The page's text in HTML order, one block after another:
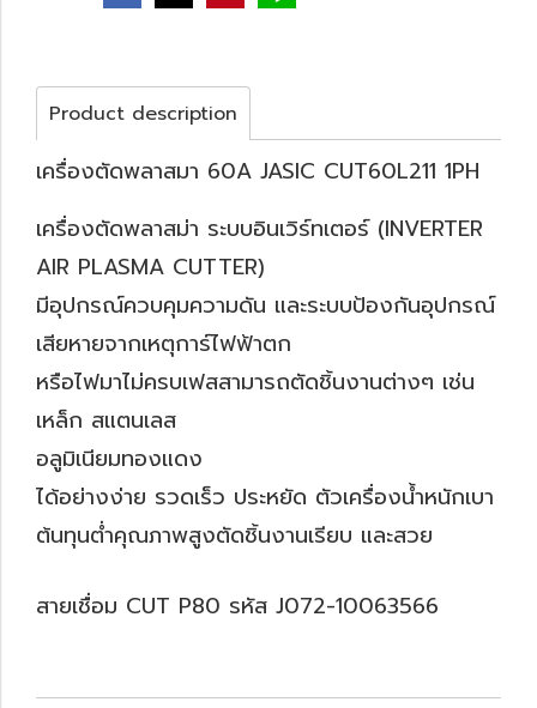
Product description
เครื่องตัดพลาสมา 60A JASIC CUT60L211 1PH
เครื่องตัดพลาสม่า ระบบอินเวิร์ทเตอร์ (INVERTER
AIR PLASMA CUTTER)
มีอุปกรณ์ควบคุมความดัน และระบบป้องกันอุปกรณ์
เสียหายจากเหตุการ์ไฟฟ้าตก
หรือไฟมาไม่ครบเฟสสามารถตัดชิ้นงานต่างๆ เช่น
เหล็ก สแตนเลส
อลูมิเนียมทองแดง
ได้อย่างง่าย รวดเร็ว ประหยัด ตัวเครื่องน้ำหนักเบา
ต้นทุนต่ำคุณภาพสูงตัดชิ้นงานเรียบ และสวย
สายเชื่อม CUT P80 รหัส J072-10063566